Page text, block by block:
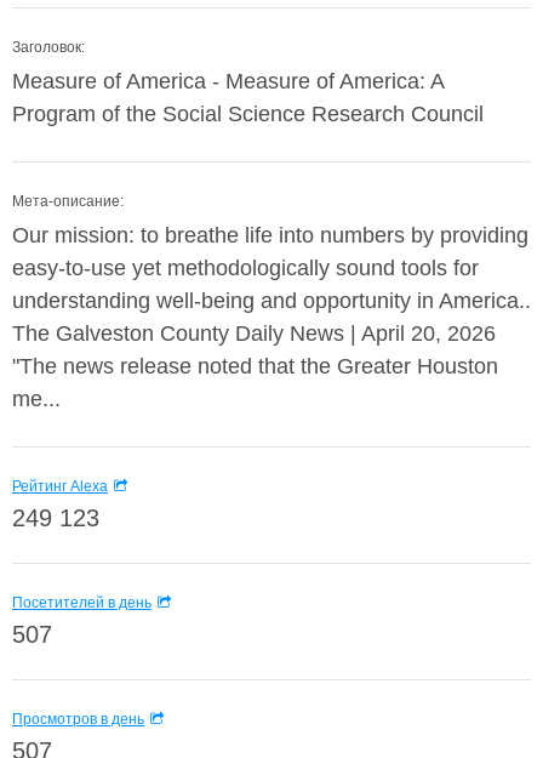
Заголовок:
Measure of America - Measure of America: A
Program of the Social Science Research Council
Мета-описание:
Our mission: to breathe life into numbers by providing
easy-to-use yet methodologically sound tools for
understanding well-being and opportunity in America..
The Galveston County Daily News | April 20, 2026
"The news release noted that the Greater Houston
me...
Рейтинг Alexa
249 123
Посетителей в день
507
Просмотров в день
507